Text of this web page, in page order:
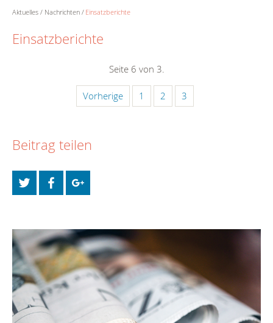
Aktuelles Nachrichten Einsatzberichte
Einsatzberichte
Seite 6 von 3.
Vorherige 1 2 3
Beitrag teilen